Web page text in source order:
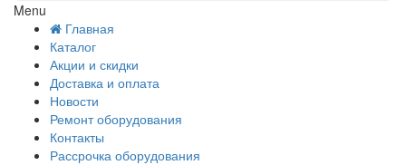
Menu
Главная
Каталог
Акции и скидки
Доставка и оплата
Новости
Ремонт оборудования
Контакты
Рассрочка оборудования